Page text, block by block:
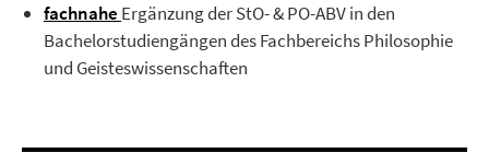
fachnahe Ergänzung der StO- & PO-ABV in den
Bachelorstudiengängen des Fachbereichs Philosophie
und Geisteswissenschaften